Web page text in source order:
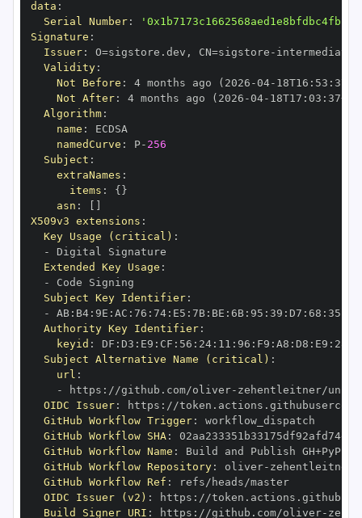
data :
Serial Number:
Signature :
Issuer: O=sigstore.dev , CN=sigstore -
Validity:
Not Before : 4 months ago (2026 -04- 18T16 : 53 :
Not After: 4 months ago (2026 -04- 18T17 : 03 : 37+00
Algorithm:
name :
namedCurve : P- 256
Subject :
extraNames :
items : { }
asn :
X509v3 extensions :
Key Usage (critical) :
-
Extended Key Usage :
-
Subject Key Identifier:
-
AB: B4: 9E : AC : 76 : 74: E5 : 7B: BE : 6B: 95 : 39 : D7 : 68 : 35
Authority Key Identifier:
keyid : DF : D3 : E9 : CF : 56 : 24: 11 : 96 : F9 : A8 : D8 : E9 : 28
Subject Alternative Name (critical) :
url :
-
https : //github.com/oliver- zehentleitner/
OIDC Issuer: https :
GitHub Workflow Trigger:
GitHub Workflow SHA:
GitHub Workflow Name :
GitHub Workflow Repository: oliver- zehentleitner/
GitHub Workflow Ref :
refs/heads/master
OIDC Issuer (v2) : https :
Build Signer URI : https : //github.com/oliver-